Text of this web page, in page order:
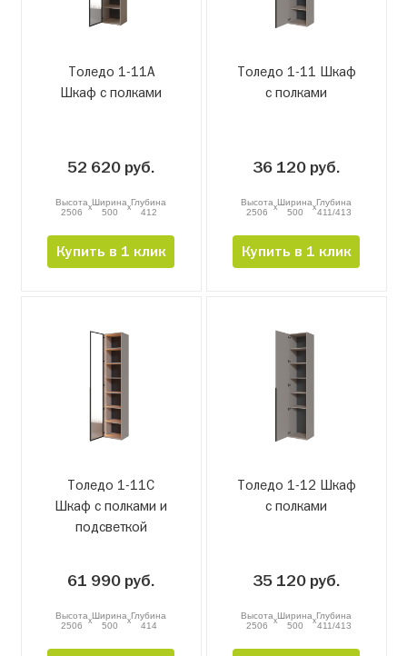
Толедо 1-11А
Шкаф с полками
52 620 руб.
Высота
2506
xШирина
500
xГлубина
412
Купить в 1 клик
Толедо 1-11 Шкаф
с полками
36 120 руб.
Высота
2506
xШирина
500
xГлубина
411/413
Купить в 1 клик
Толедо 1-11С
Шкаф с полками и
подсветкой
61 990 руб.
Высота
2506
xШирина
500
xГлубина
414
Толедо 1-12 Шкаф
с полками
35 120 руб.
Высота
2506
xШирина
500
xГлубина
411/413